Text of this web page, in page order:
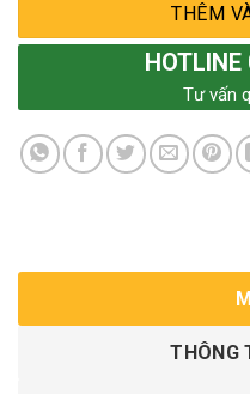
THÊM
Tư vấn
THÔNG